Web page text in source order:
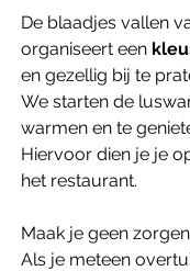
De blaadjes vallen
organiseert een
en gezellig bij te
We starten de
warmen en te
Hiervoor dien je je
het restaurant.
Maak je geen
Als je meteen